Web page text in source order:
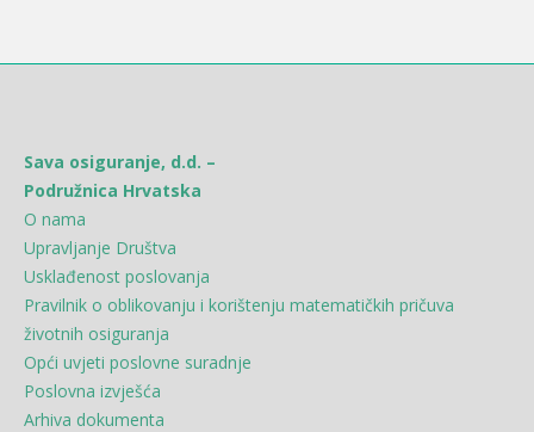
Sava osiguranje, d.d. –
Podružnica Hrvatska
O nama
Upravljanje Društva
Usklađenost poslovanja
Pravilnik o oblikovanju i korištenju matematičkih pričuva
životnih osiguranja
Opći uvjeti poslovne suradnje
Poslovna izvješća
Arhiva dokumenta